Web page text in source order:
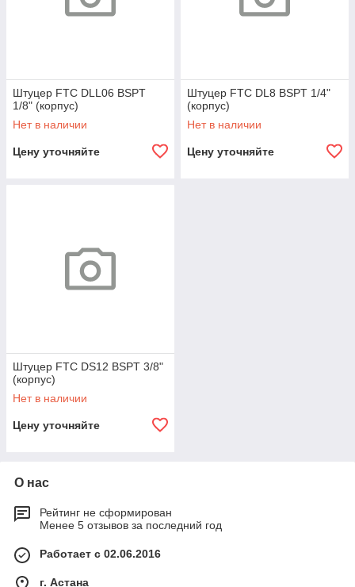
Штуцер FTC DLL06 BSPT
1/8" (корпус)
Нет в наличии
Цену уточняйте
Штуцер FTC DL8 BSPT 1/4"
(корпус)
Нет в наличии
Цену уточняйте
Штуцер FTC DS12 BSPT 3/8"
(корпус)
Нет в наличии
Цену уточняйте
О нас
Рейтинг не сформирован
Менее 5 отзывов за последний год
Работает с 02.06.2016
г. Астана